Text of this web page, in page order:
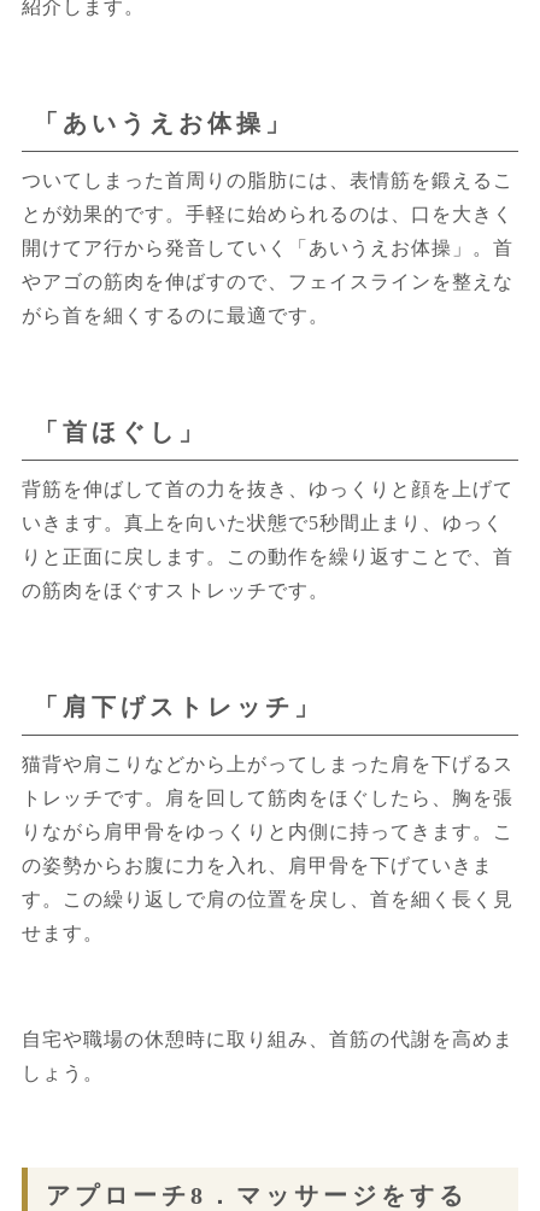
紹介します。
「あいうえお体操」
ついてしまった首周りの脂肪には、表情筋を鍛えるこ
とが効果的です。手軽に始められるのは、口を大きく
開けてア行から発音していく「あいうえお体操」。首
やアゴの筋肉を伸ばすので、フェイスラインを整えな
がら首を細くするのに最適です。
「首ほぐし」
背筋を伸ばして首の力を抜き、ゆっくりと顔を上げて
いきます。真上を向いた状態で5秒間止まり、ゆっく
りと正面に戻します。この動作を繰り返すことで、首
の筋肉をほぐすストレッチです。
「肩下げストレッチ」
猫背や肩こりなどから上がってしまった肩を下げるス
トレッチです。肩を回して筋肉をほぐしたら、胸を張
りながら肩甲骨をゆっくりと内側に持ってきます。こ
の姿勢からお腹に力を入れ、肩甲骨を下げていきま
す。この繰り返しで肩の位置を戻し、首を細く長く見
せます。
自宅や職場の休憩時に取り組み、首筋の代謝を高めま
しょう。
アプローチ8．マッサージをする